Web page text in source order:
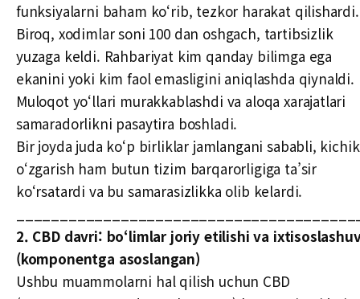
funksiyalarni baham ko‘rib, tezkor harakat qilishardi.
Biroq, xodimlar soni 100 dan oshgach, tartibsizlik
yuzaga keldi. Rahbariyat kim qanday bilimga ega
ekanini yoki kim faol emasligini aniqlashda qiynaldi.
Muloqot yo‘llari murakkablashdi va aloqa xarajatlari
samaradorlikni pasaytira boshladi.
Bir joyda juda ko‘p birliklar jamlangani sababli, kichik
o‘zgarish ham butun tizim barqarorligiga ta’sir
ko‘rsatardi va bu samarasizlikka olib kelardi.
2. CBD davri: bo‘limlar joriy etilishi va
(komponentga asoslangan)
Ushbu muammolarni hal qilish uchun CBD